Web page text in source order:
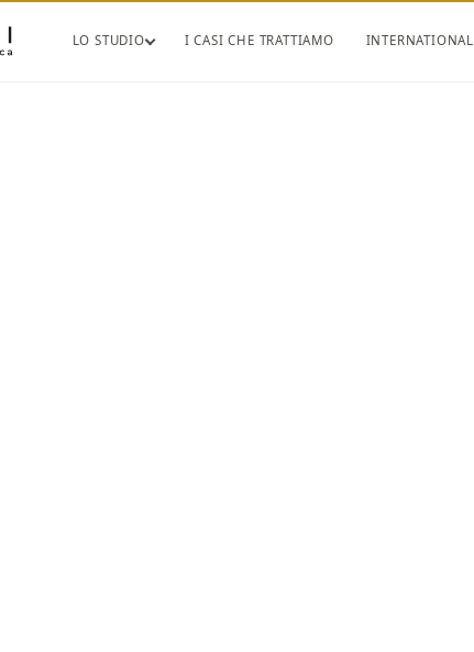
LO STUDIO I CASI CHE TRATTIAMO INTERNATIONAL